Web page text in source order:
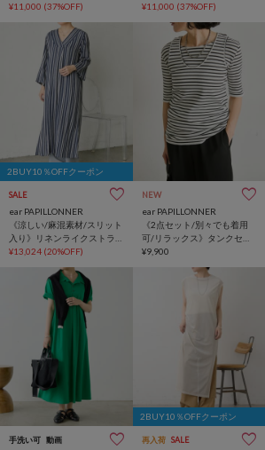
【SUM1 STYLE(スミスタイ
¥11,000 (37%OFF)
【SUM1 STYLE(スミスタイ
¥11,000 (37%OFF)
2BUY10％OFFクーポン
SALE
ear PAPILLONNER
《涼しい/麻混素材/スリット
入り》リネンライクストラ
イプワンピース【SUM1
¥13,024 (20%OFF)
NEW
ear PAPILLONNER
《2点セット/別々でも着用
可/リラックス》タンクセッ
トインナー【SUM1
¥9,900
手洗い可 動画
2BUY10％OFFクーポン
再入荷 SALE